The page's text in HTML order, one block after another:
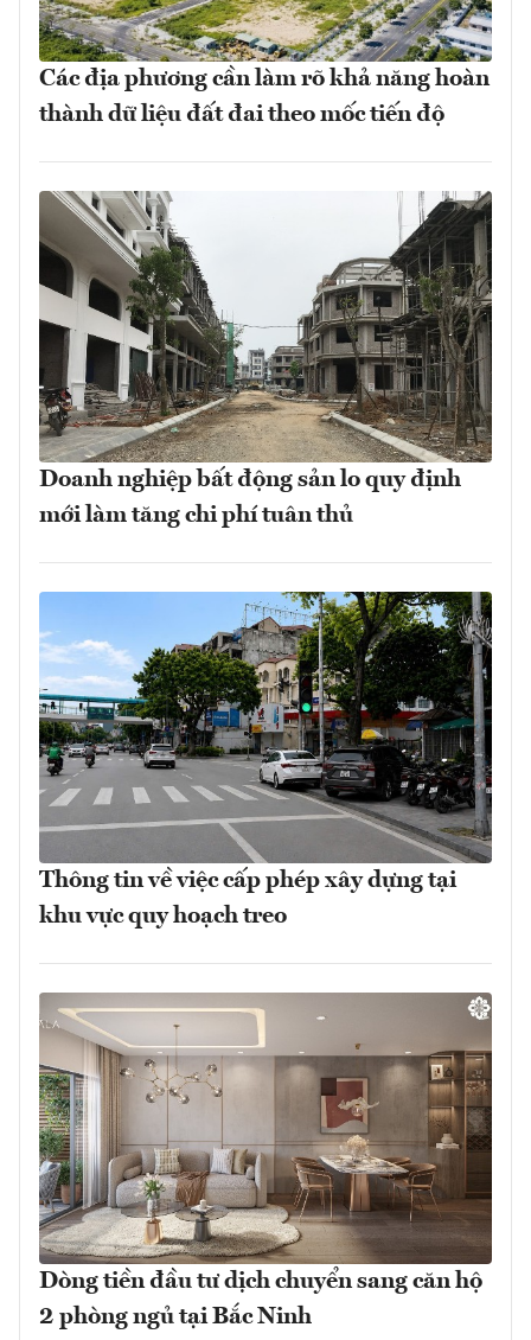
Các địa phương cần làm rõ khả năng hoàn
thành dữ liệu đất đai theo mốc tiến độ
Doanh nghiệp bất động sản lo quy định
mới làm tăng chi phí tuân thủ
Thông tin về việc cấp phép xây dựng tại
khu vực quy hoạch treo
Dòng tiền đầu tư dịch chuyển sang căn hộ
2 phòng ngủ tại Bắc Ninh